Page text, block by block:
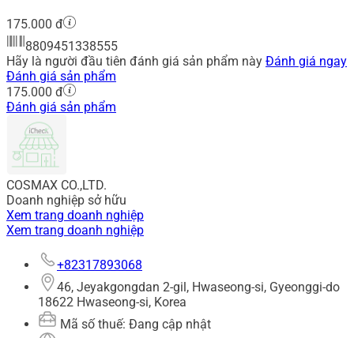
175.000 đ
8809451338555
Hãy là người đầu tiên đánh giá sản phẩm này Đánh giá ngay
Đánh giá sản phẩm
175.000 đ
Đánh giá sản phẩm
COSMAX CO.,LTD.
Doanh nghiệp sở hữu
Xem trang doanh nghiệp
Xem trang doanh nghiệp
+82317893068
46, Jeyakgongdan 2-gil, Hwaseong-si, Gyeonggi-do
18622 Hwaseong-si, Korea
Mã số thuế: Đang cập nhật